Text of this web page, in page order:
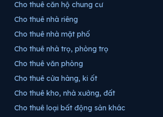
Cho thuê căn hộ chung cư
Cho thuê nhà riêng
Cho thuê nhà mặt phố
Cho thuê nhà trọ, phòng trọ
Cho thuê văn phòng
Cho thuê cửa hàng, ki ốt
Cho thuê kho, nhà xưởng, đất
Cho thuê loại bất động sản khác